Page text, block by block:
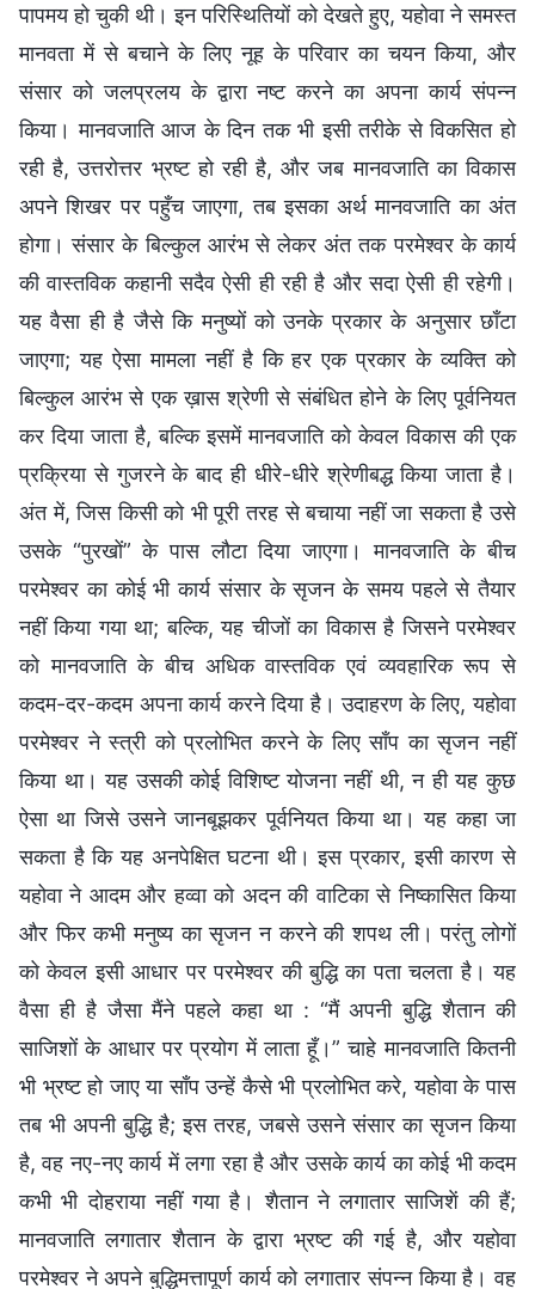
पापमय हो चुकी थी। इन परिस्थितियों को देखते हुए, यहोवा ने समस्त
मानवता में से बचाने के लिए नूह के परिवार का चयन किया, और
संसार को जलप्रलय के द्वारा नष्ट करने का अपना कार्य संपन्न
किया। मानवजाति आज के दिन तक भी इसी तरीके से विकसित हो
रही है, उत्तरोत्तर भ्रष्ट हो रही है, और जब मानवजाति का विकास
अपने शिखर पर पहुँच जाएगा, तब इसका अर्थ मानवजाति का अंत
होगा। संसार के बिल्कुल आरंभ से लेकर अंत तक परमेश्वर के कार्य
की वास्तविक कहानी सदैव ऐसी ही रही है और सदा ऐसी ही रहेगी।
यह वैसा ही है जैसे कि मनुष्यों को उनके प्रकार के अनुसार छाँटा
जाएगा; यह ऐसा मामला नहीं है कि हर एक प्रकार के व्यक्ति को
बिल्कुल आरंभ से एक ख़ास श्रेणी से संबंधित होने के लिए पूर्वनियत
कर दिया जाता है, बल्कि इसमें मानवजाति को केवल विकास की एक
प्रक्रिया से गुजरने के बाद ही धीरे-धीरे श्रेणीबद्ध किया जाता है।
अंत में, जिस किसी को भी पूरी तरह से बचाया नहीं जा सकता है उसे
उसके “पुरखों” के पास लौटा दिया जाएगा। मानवजाति के बीच
परमेश्वर का कोई भी कार्य संसार के सृजन के समय पहले से तैयार
नहीं किया गया था; बल्कि, यह चीजों का विकास है जिसने परमेश्वर
को मानवजाति के बीच अधिक वास्तविक एवं व्यवहारिक रूप से
कदम-दर-कदम अपना कार्य करने दिया है। उदाहरण के लिए, यहोवा
परमेश्वर ने स्त्री को प्रलोभित करने के लिए साँप का सृजन नहीं
किया था। यह उसकी कोई विशिष्ट योजना नहीं थी, न ही यह कुछ
ऐसा था जिसे उसने जानबूझकर पूर्वनियत किया था। यह कहा जा
सकता है कि यह अनपेक्षित घटना थी। इस प्रकार, इसी कारण से
यहोवा ने आदम और हव्वा को अदन की वाटिका से निष्कासित किया
और फिर कभी मनुष्य का सृजन न करने की शपथ ली। परंतु लोगों
को केवल इसी आधार पर परमेश्वर की बुद्धि का पता चलता है। यह
वैसा ही है जैसा मैंने पहले कहा था : “मैं अपनी बुद्धि शैतान की
साजिशों के आधार पर प्रयोग में लाता हूँ।” चाहे मानवजाति कितनी
भी भ्रष्ट हो जाए या साँप उन्हें कैसे भी प्रलोभित करे, यहोवा के पास
तब भी अपनी बुद्धि है; इस तरह, जबसे उसने संसार का सृजन किया
है, वह नए-नए कार्य में लगा रहा है और उसके कार्य का कोई भी कदम
कभी भी दोहराया नहीं गया है। शैतान ने लगातार साजिशें की हैं;
मानवजाति लगातार शैतान के द्वारा भ्रष्ट की गई है, और यहोवा
परमेश्वर ने अपने बुद्धिमत्तापूर्ण कार्य को लगातार संपन्न किया है। वह